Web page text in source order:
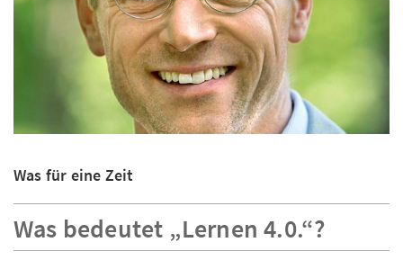
Was für eine Zeit
Was bedeutet „Lernen 4.0.“?